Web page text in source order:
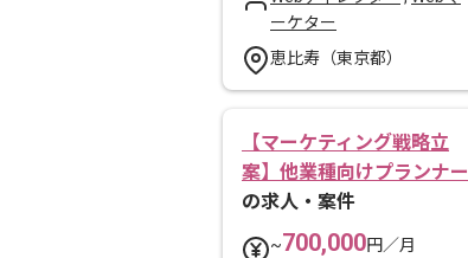
ーケター
恵比寿（東京都）
【マーケティング戦略立
案】他業種向けプランナー
の求人・案件
~700,000円／月